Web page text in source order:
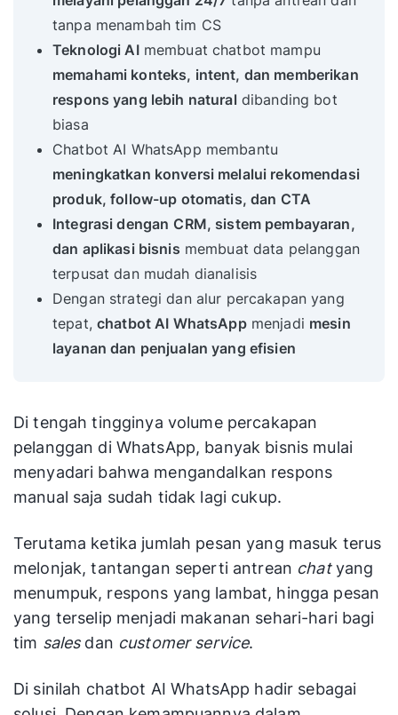
tanpa menambah tim CS
Teknologi AImembuat chatbot mampu
memahami konteks, intent, dan memberikan
respons yang lebih natural dibanding bot
biasa
Chatbot AI WhatsApp membantu
meningkatkan konversi melalui rekomendasi
produk, follow-up otomatis, dan CTA
Integrasi dengan CRM, sistem pembayaran,
dan aplikasi bisnis membuat data pelanggan
terpusat dan mudah dianalisis
Dengan strategi dan alur percakapan yang
tepat,chatbot AI WhatsAppmenjadi mesin
layanan dan penjualan yang efisien
Di tengah tingginya volume percakapan
pelanggan di WhatsApp, banyak bisnis mulai
menyadari bahwa mengandalkan respons
manual saja sudah tidak lagi cukup.
Terutama ketika jumlah pesan yang masuk terus
melonjak, tantangan seperti antrean chatyang
menumpuk, respons yang lambat, hingga pesan
yang terselip menjadi makanan sehari-hari bagi
tim salesdan customer service.
Di sinilah chatbot AI WhatsApp hadir sebagai